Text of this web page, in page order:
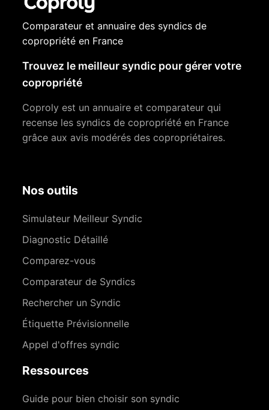
Comparateur et annuaire des syndics de
copropriété en France
Trouvez le meilleur syndic pour gérer votre
copropriété
Coproly est un annuaire et comparateur qui
recense les syndics de copropriété en France
grâce aux avis modérés des copropriétaires.
Nos outils
Simulateur Meilleur Syndic
Diagnostic Détaillé
Comparez-vous
Comparateur de Syndics
Rechercher un Syndic
Étiquette Prévisionnelle
Appel d'offres syndic
Ressources
Guide pour bien choisir son syndic